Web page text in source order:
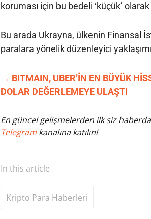
koruması için bu bedeli ‘küçük’
Bu arada Ukrayna, ülkenin Finansal
paralara yönelik düzenleyici
→ BITMAIN, UBER’İN EN BÜYÜK
DOLAR DEĞERLEMEYE ULAŞTI
En güncel gelişmelerden ilk siz
Telegram kanalına katılın!
In this article
Kripto Para Haberleri